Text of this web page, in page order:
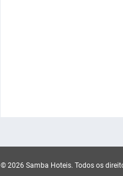
© 2026 Samba Hoteis. Todos os